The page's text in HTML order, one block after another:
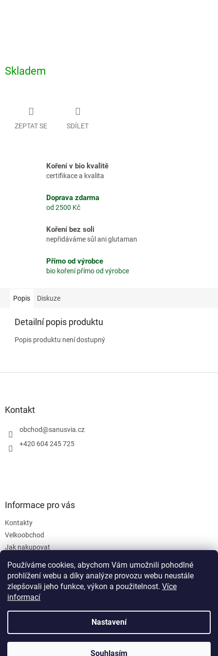
Používáme cookies, abychom Vám umožnili pohodlné
prohlížení webu a díky analýze provozu webu neustále
zlepšovali jeho funkce, výkon a použitelnost. Více
informací
Nastavení
Souhlasím
Skladem
ZEPTAT SE SDÍLET
Koření v bio kvalitě
certifikace a kvalita
Doprava zdarma
od 2500 Kč
Koření bez soli
nepřidáváme sůl ani glutaman
Přímo od výrobce
bio koření přímo od výrobce
Popis Diskuze
Detailní popis produktu
Popis produktu není dostupný
Kontakt
obchod@sanusvia.cz
+420 604 245 725
Informace pro vás
Kontakty
Velkoobchod
Jak nakupovat
Podmínky ochrany osobních údajů
Vytvořil Shoptet
SanusVia. Všechna práva vyhrazena.